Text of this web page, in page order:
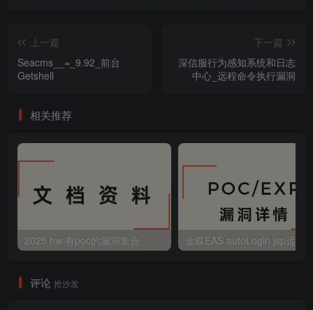
上一篇
Seacms__=_9.92_前台
Getshell
下一篇
深信服行为感知系统和日志
中心_远程命令执行漏洞
相关推荐
2025 hw 有poc的漏洞集合
评论 抢沙发